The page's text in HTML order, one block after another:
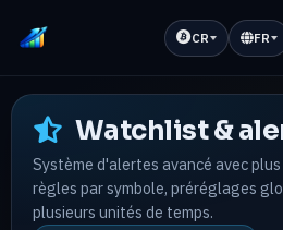
CR FR
Watchlist &
Système d'alertes avancé avec
règles par symbole, préréglages
plusieurs unités de temps.